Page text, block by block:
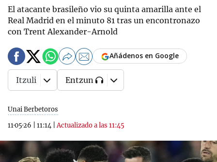
El atacante brasileño vio su quinta amarilla ante el
Real Madrid en el minuto 81 tras un encontronazo
con Trent Alexander-Arnold
Unai Berbetoros
11·05·26
11:14 |Actualizado a las 11:45
Añádenos en Google
Itzuli Entzun